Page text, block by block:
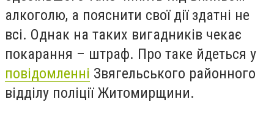
алкоголю, а пояснити свої дії здатні не
всі. Однак на таких вигадників чекає
покарання – штраф. Про таке йдеться у
повідомленні Звягельського районного
відділу поліції Житомирщини.